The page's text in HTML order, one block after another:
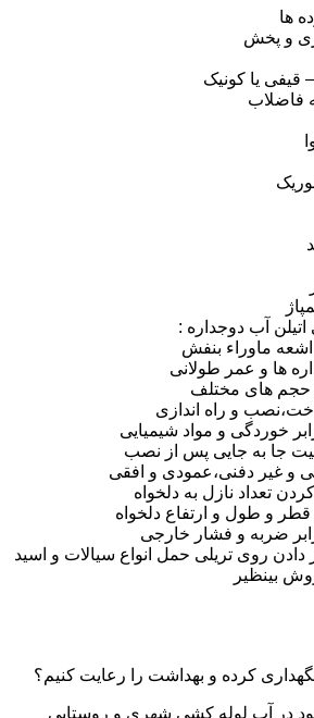
ها
و پخش
یا کونیک
فاضلاب
آب دوجداره :
ماوراء بنفش
ها و عمر طولانی
حجم های مختلف
و راه اندازی
خوردگی و مواد شیمیایی
جا به جایی پس از نصب
و غیر دفنی،عمودی و افقی
تعداد نازل به دلخواه
و طول و ارتفاع دلخواه
ضربه و فشار خارجی
روی تریلی حمل انواع سیالات و اسید
بینظیر
کرده و بهداشت را رعایت کنیم؟
در آب لوله کشی شهری و روستایی